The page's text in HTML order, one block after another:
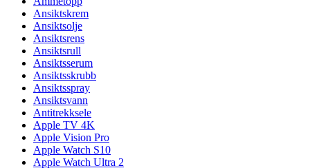
Ansiktskrem
Ansiktsolje
Ansiktsrens
Ansiktsrull
Ansiktsserum
Ansiktsskrubb
Ansiktsspray
Ansiktsvann
Antitrekksele
Apple TV 4K
Apple Vision Pro
Apple Watch S10
Apple Watch Ultra 2